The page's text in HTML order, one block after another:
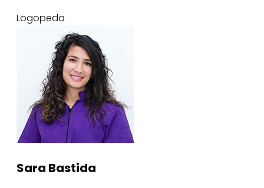
Logopeda
Sara Bastida